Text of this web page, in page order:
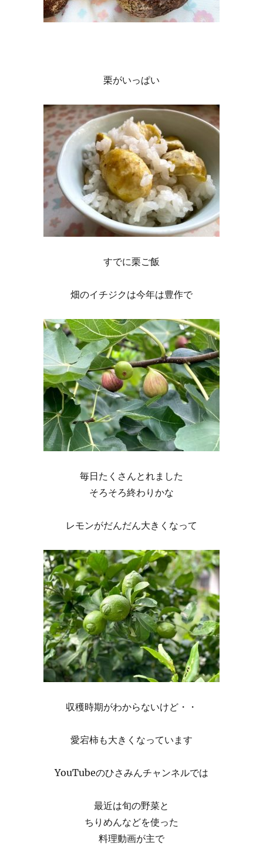
栗がいっぱい
すでに栗ご飯
畑のイチジクは今年は豊作で
毎日たくさんとれました
そろそろ終わりかな
レモンがだんだん大きくなって
収穫時期がわからないけど・・
愛宕柿も大きくなっています
YouTubeのひさみんチャンネルでは
最近は旬の野菜と
ちりめんなどを使った
料理動画が主で